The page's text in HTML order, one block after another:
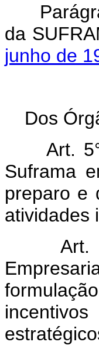
da
junho de
Dos
Art.
Suframa
preparo e
atividades
Art.